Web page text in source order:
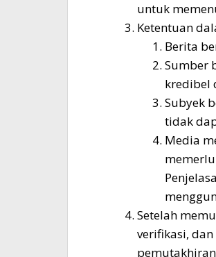
untuk
Ketentuan
Berita
Sumber
kredibel
Subyek
tidak
Media
Setelah
verifikasi,